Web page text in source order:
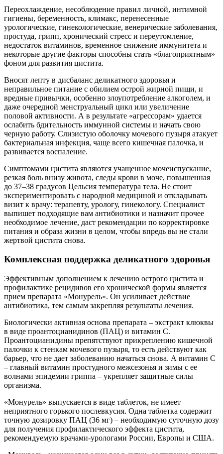
Переохлаждение, несоблюдение правил личной, интимной
гигиены, беременность, климакс, перенесенные
урологические, гинекологические, венерические заболевания,
простуда, грипп, хронический стресс и переутомление,
недостаток витаминов, временное снижение иммунитета и
некоторые другие факторы способны стать «благоприятным»
фоном для развития цистита.
Вносят лепту в дисбаланс деликатного здоровья и
неправильное питание с обилием острой жирной пищи, и
вредные привычки, особенно злоупотребление алкоголем, и
даже очередной менструальный цикл или увеличение
половой активности. А в результате «агрессорам» удается
ослабить бдительность иммунной системы и начать свою
черную работу. Слизистую оболочку мочевого пузыря атакует
бактериальная инфекция, чаще всего кишечная палочка, и
развивается воспаление.
Симптомами цистита являются учащенное мочеиспускание,
резкая боль внизу живота, следы крови в моче, повышенная
до 37–38 градусов Цельсия температура тела. Не стоит
экспериментировать с народной медициной и откладывать
визит к врачу: терапевту, урологу, гинекологу. Специалист
выпишет подходящие вам антибиотики и назначит прочее
необходимое лечение, даст рекомендации по корректировке
питания и образа жизни в целом, чтобы впредь вы не стали
жертвой цистита снова.
Комплексная поддержка деликатного здоровья
Эффективным дополнением к лечению острого цистита и
профилактике рецидивов его хронической формы является
прием препарата «Монурель». Он усиливает действие
антибиотика, тем самым закрепляя результаты лечения.
Биологически активная основа препарата – экстракт клюквы
в виде проантоцианидинов (ПАЦ) и витамин С.
Проантоцианидины препятствуют прикреплению кишечной
палочки к стенкам мочевого пузыря, то есть действуют как
барьер, что не дает заболеванию начаться снова. А витамин С
– главный витамин простудного межсезонья и зимы с ее
волнами эпидемии гриппа – укрепляет защитные силы
организма.
«Монурель» выпускается в виде таблеток, не имеет
неприятного горького послевкусия. Одна таблетка содержит
точную дозировку ПАЦ (36 мг) – необходимую суточную дозу
для получения профилактического эффекта цистита,
рекомендуемую врачами-урологами России, Европы и США.